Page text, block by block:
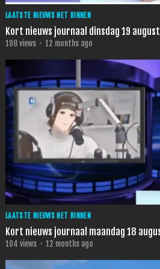
LAATSTE NIEUWS NET BINNEN
Kort nieuws journaal dinsdag 19
108views · 12 months ago
LAATSTE NIEUWS NET BINNEN
Kort nieuws journaal maandag 18
104 views · 12 months ago